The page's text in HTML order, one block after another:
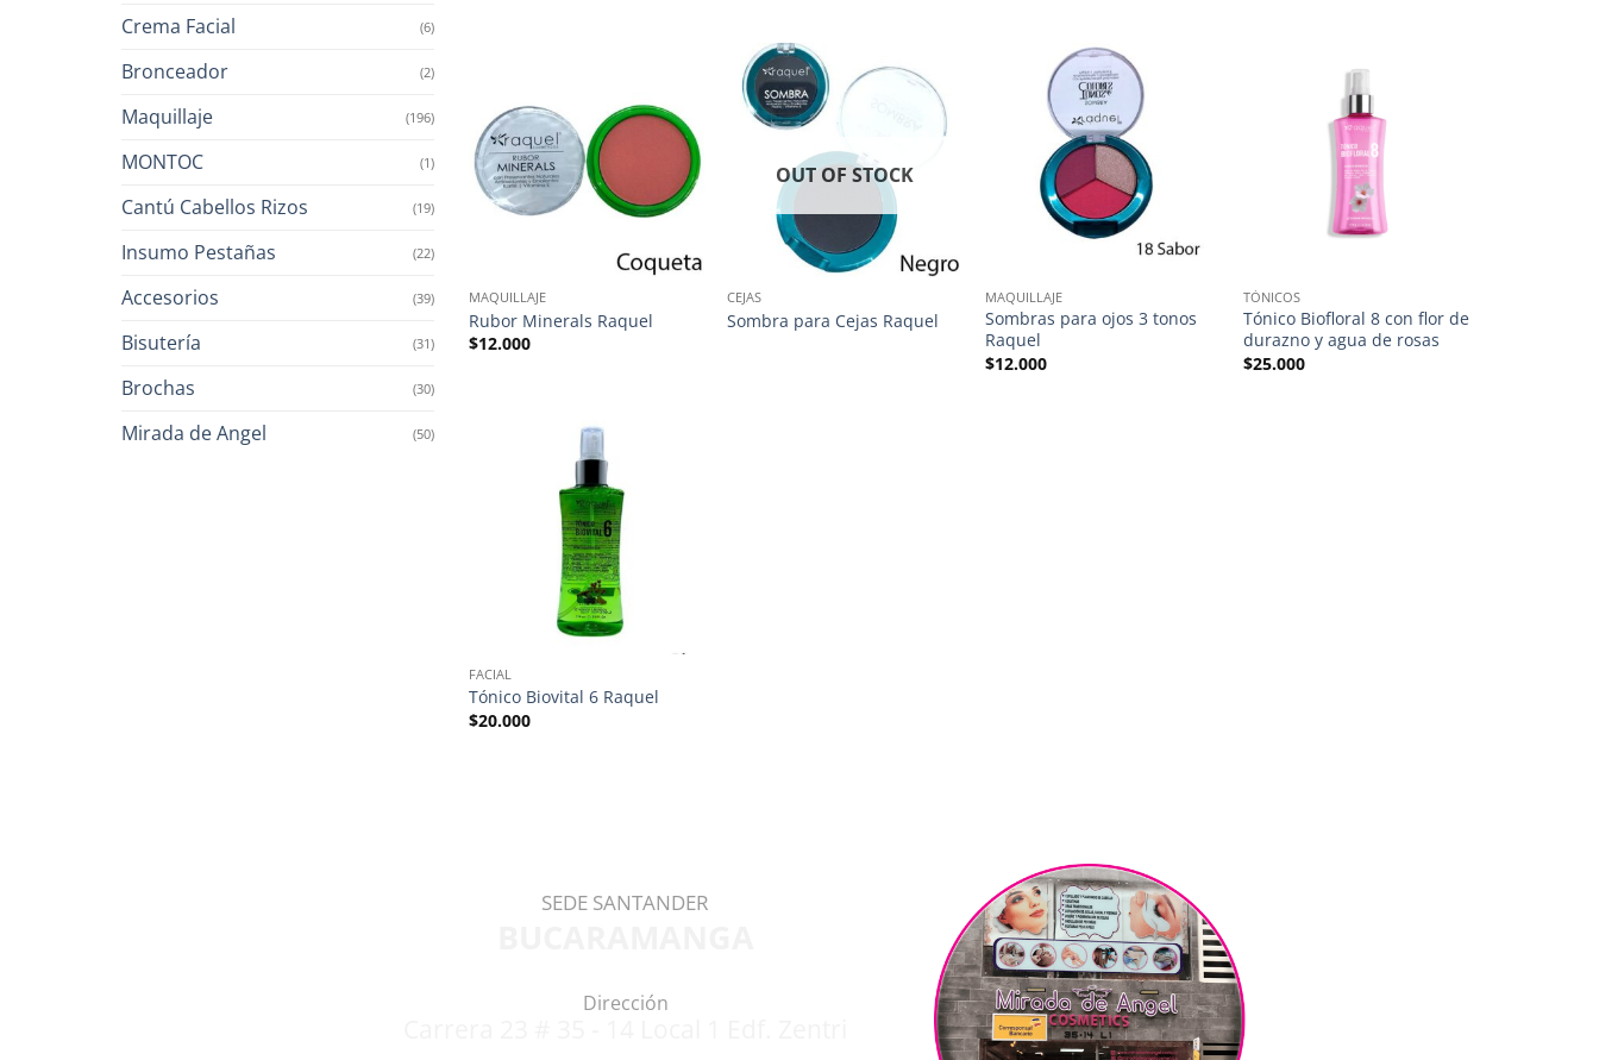
Crema Facial (6)
Bronceador (2)
Maquillaje (196)
MONTOC (1)
Cantú Cabellos Rizos (19)
Insumo Pestañas (22)
Accesorios (39)
Bisutería (31)
Brochas (30)
Mirada de Angel (50)
MAQUILLAJE
Rubor Minerals Raquel
$12.000
OUT OF STOCK
CEJAS
Sombra para Cejas Raquel
MAQUILLAJE
Sombras para ojos 3 tonos
Raquel
$12.000
TÓNICOS
Tónico Biofloral 8 con flor de
durazno y agua de rosas
$25.000
FACIAL
Tónico Biovital 6 Raquel
$20.000
SEDE SANTANDER
Dirección